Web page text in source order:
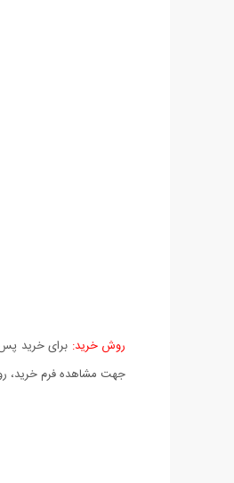
روش خرید: برای خرید
جهت مشاهده فرم خرید،